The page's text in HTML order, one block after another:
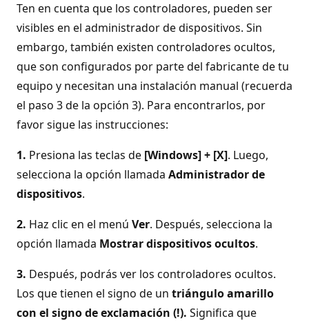
Ten en cuenta que los controladores, pueden ser
visibles en el administrador de dispositivos. Sin
embargo, también existen controladores ocultos,
que son configurados por parte del fabricante de tu
equipo y necesitan una instalación manual (recuerda
el paso 3 de la opción 3). Para encontrarlos, por
favor sigue las instrucciones:
1. Presiona las teclas de [Windows] + [X]. Luego,
selecciona la opción llamada Administrador de
dispositivos.
2. Haz clic en el menú Ver. Después, selecciona la
opción llamada Mostrar dispositivos ocultos.
3. Después, podrás ver los controladores ocultos.
Los que tienen el signo de un triángulo amarillo
con el signo de exclamación (!). Significa que